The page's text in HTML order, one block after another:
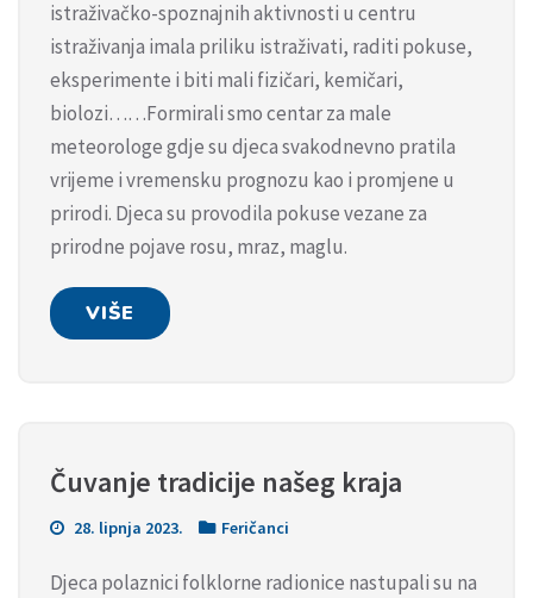
istraživačko-spoznajnih aktivnosti u centru
istraživanja imala priliku istraživati, raditi pokuse,
eksperimente i biti mali fizičari, kemičari,
biolozi……Formirali smo centar za male
meteorologe gdje su djeca svakodnevno pratila
vrijeme i vremensku prognozu kao i promjene u
prirodi. Djeca su provodila pokuse vezane za
prirodne pojave rosu, mraz, maglu.
VIŠE
Čuvanje tradicije našeg kraja
28. lipnja 2023. Feričanci
Djeca polaznici folklorne radionice nastupali su na